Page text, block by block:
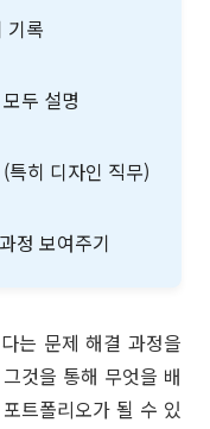
기록
두 설명
특히 디자인 직무)
정 보여주기
는 문제 해결 과정을
것을 통해 무엇을 배
트폴리오가 될 수 있